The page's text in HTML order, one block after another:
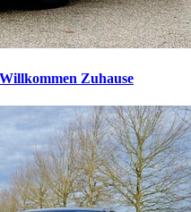
Willkommen Zuhause